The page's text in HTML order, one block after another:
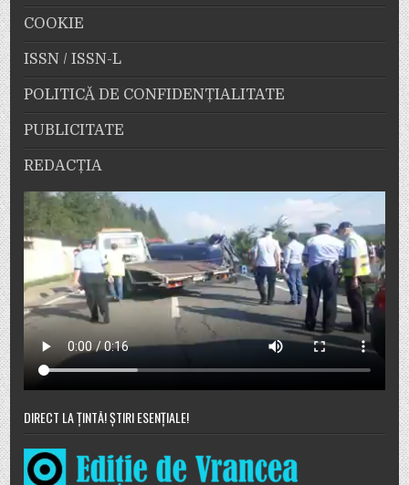
COOKIE
ISSN / ISSN-L
POLITICĂ DE CONFIDENȚIALITATE
PUBLICITATE
REDACȚIA
DIRECT LA ȚINTĂ! ȘTIRI ESENȚIALE!